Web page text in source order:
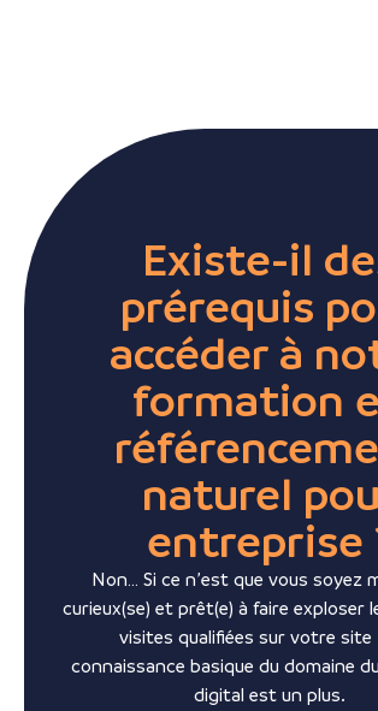
Existe-il
prérequis
accéder à
formation
naturel
entreprise
Non… Si ce n’est que vous soyez
curieux(se) et prêt(e) à faire exploser
visites qualifiées sur votre site
connaissance basique du domaine
digital est un plus.